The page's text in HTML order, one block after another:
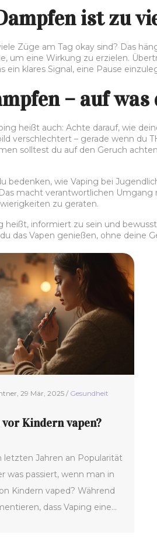
ist zu
Züge am Tag okay sind? Das
um eine Wirkung zu erzielen.
ein klares Signal, eine Pause
– auf
heißt auch: Achte darauf, wie
verschlechtert – gerade wenn du
solltest du auf den Geruch
bedenken, wie Vaping bei
macht verantwortlichen
zu geraten.
heißt, informiert zu sein und
das Vapen genießen, ohne deine
29 Mär, 2025 / Gesundheit
Kindern vapen?
letzten Jahren an Popularität
was passiert, wenn man in
Kindern vaped? Während
dass Vaping eine